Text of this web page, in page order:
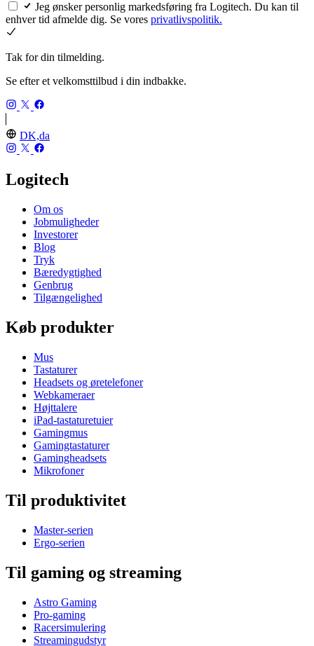
Jeg ønsker personlig markedsføring fra Logitech. Du kan til
enhver tid afmelde dig. Se vores privatlivspolitik.
Tak for din tilmelding.
Se efter et velkomsttilbud i din indbakke.
DK,da
Logitech
Om os
Jobmuligheder
Investorer
Blog
Tryk
Bæredygtighed
Genbrug
Tilgængelighed
Køb produkter
Mus
Tastaturer
Headsets og øretelefoner
Webkameraer
Højttalere
iPad-tastaturetuier
Gamingmus
Gamingtastaturer
Gamingheadsets
Mikrofoner
Til produktivitet
Master-serien
Ergo-serien
Til gaming og streaming
Astro Gaming
Pro-gaming
Racersimulering
Streamingudstyr